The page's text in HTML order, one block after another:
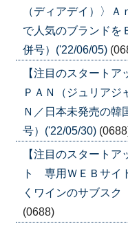
（ディアデイ）〉
で人気のブランドを
併号）('22/06/05)
【注目のスタート
ＰＡＮ（ジュリア
Ｎ／日本未発売の韓
号）('22/05/30)
【注目のスタート
ト 専用ＷＥＢサイ
くワインのサブスク
(0688)